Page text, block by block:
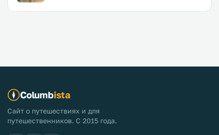
Columbista
Сайт о путешествиях и для
путешественников. С 2015 года.